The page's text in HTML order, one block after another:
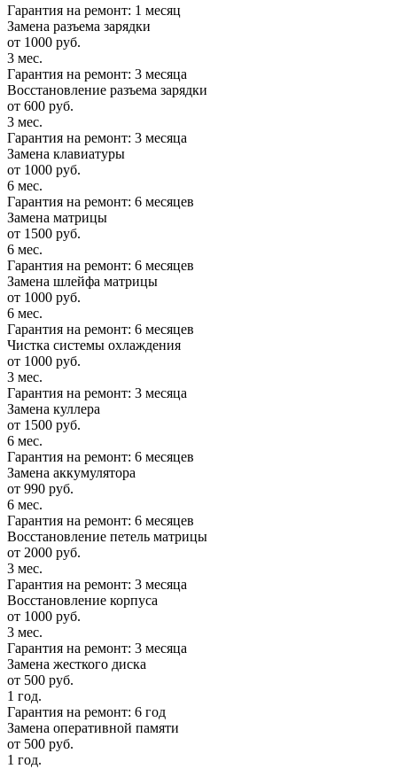
Гарантия на ремонт: 1 месяц
Замена разъема зарядки
от 1000 руб.
3 мес.
Гарантия на ремонт: 3 месяца
Восстановление разъема зарядки
от 600 руб.
3 мес.
Гарантия на ремонт: 3 месяца
Замена клавиатуры
от 1000 руб.
6 мес.
Гарантия на ремонт: 6 месяцев
Замена матрицы
от 1500 руб.
6 мес.
Гарантия на ремонт: 6 месяцев
Замена шлейфа матрицы
от 1000 руб.
6 мес.
Гарантия на ремонт: 6 месяцев
Чистка системы охлаждения
от 1000 руб.
3 мес.
Гарантия на ремонт: 3 месяца
Замена куллера
от 1500 руб.
6 мес.
Гарантия на ремонт: 6 месяцев
Замена аккумулятора
от 990 руб.
6 мес.
Гарантия на ремонт: 6 месяцев
Восстановление петель матрицы
от 2000 руб.
3 мес.
Гарантия на ремонт: 3 месяца
Восстановление корпуса
от 1000 руб.
3 мес.
Гарантия на ремонт: 3 месяца
Замена жесткого диска
от 500 руб.
1 год.
Гарантия на ремонт: 6 год
Замена оперативной памяти
от 500 руб.
1 год.